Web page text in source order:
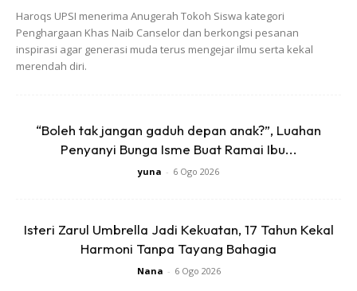
2. Pemasangan rak
Haroqs UPSI menerima Anugerah Tokoh Siswa kategori
Penghargaan Khas Naib Canselor dan berkongsi pesanan
inspirasi agar generasi muda terus mengejar ilmu serta kekal
merendah diri.
“Boleh tak jangan gaduh depan anak?”, Luahan
Penyanyi Bunga Isme Buat Ramai Ibu...
yuna - 6 Ogo 2026
Isteri Zarul Umbrella Jadi Kekuatan, 17 Tahun Kekal
Harmoni Tanpa Tayang Bahagia
Nana - 6 Ogo 2026